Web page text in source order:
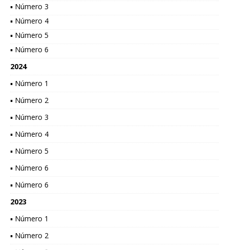
▪ Número 3
▪ Número 4
▪ Número 5
▪ Número 6
2024
▪ Número 1
▪ Número 2
▪ Número 3
▪ Número 4
▪ Número 5
▪ Número 6
▪ Número 6
2023
▪ Número 1
▪ Número 2